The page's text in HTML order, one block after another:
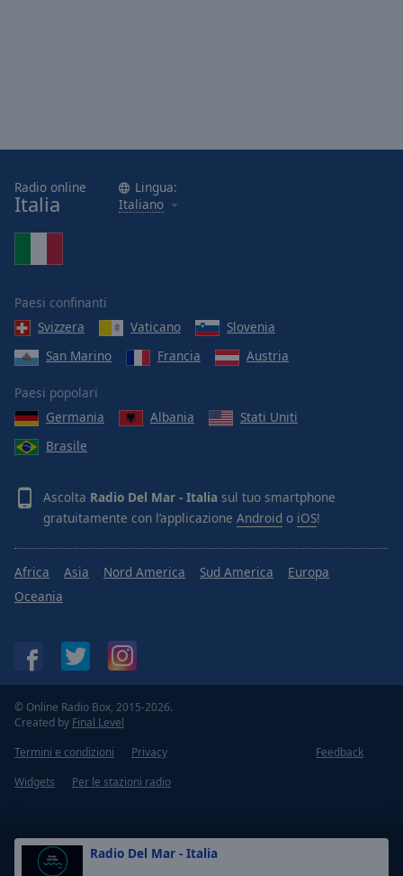
Radio Del Mar - Italia
Radio online
Italia
Lingua:
Italiano
Paesi confinanti
Svizzera
Vaticano
Slovenia
San Marino
Francia Austria
Paesi popolari
Germania
Albania
Stati Uniti
Brasile
Ascolta Radio Del Mar - Italia sul tuo smartphone
gratuitamente con l’applicazione Android o iOS!
Africa Asia Nord America Sud America
Europa
Oceania
© Online Radio Box, 2015-2026.
Created by Final Level
Termini e condizioni
Privacy
Feedback
Widgets
Per le stazioni radio